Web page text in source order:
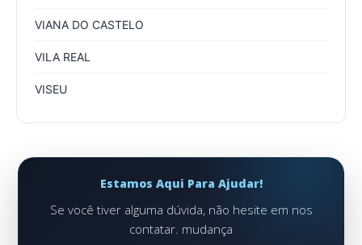
VIANA DO CASTELO
VILA REAL
VISEU
Estamos Aqui Para Ajudar!
Se você tiver alguma dúvida, não hesite em nos
contatar. mudança